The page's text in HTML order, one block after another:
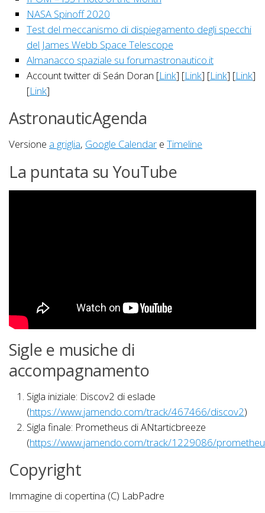
NASA Spinoff 2020
Test del meccanismo di dispiegamento degli specchi
del James Webb Space Telescope
Almanacco spaziale su forumastronautico.it
Account twitter di Seán Doran [Link] [Link] [Link] [Link]
[Link]
AstronauticAgenda
Versione a griglia, Google Calendar e Timeline
La puntata su YouTube
Sigle e musiche di
accompagnamento
Sigla iniziale: Discov2 di eslade
(https://www.jamendo.com/track/467466/discov2)
Sigla finale: Prometheus di ANtarticbreeze
(https://www.jamendo.com/track/1229086/
Copyright
Immagine di copertina (C) LabPadre